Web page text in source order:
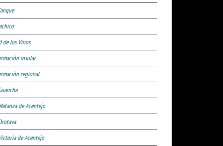
de los Vinos
insular
regional
de Acentejo
de Acentejo